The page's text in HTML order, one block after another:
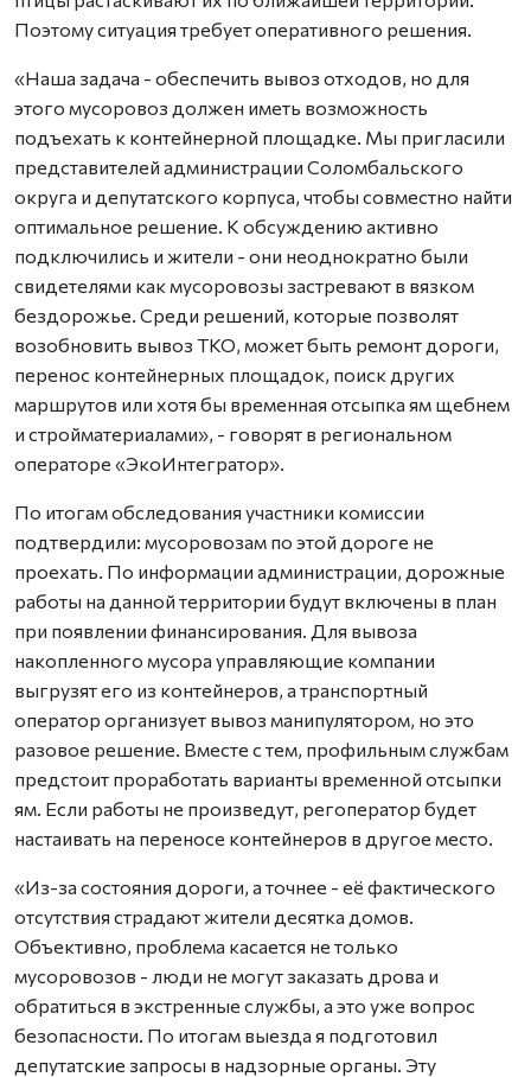
Поэтому ситуация требует оперативного решения.
«Наша задача - обеспечить вывоз отходов, но для
этого мусоровоз должен иметь возможность
подъехать к контейнерной площадке. Мы пригласили
представителей администрации Соломбальского
округа и депутатского корпуса, чтобы совместно найти
оптимальное решение. К обсуждению активно
подключились и жители - они неоднократно были
свидетелями как мусоровозы застревают в вязком
бездорожье. Среди решений, которые позволят
возобновить вывоз ТКО, может быть ремонт дороги,
перенос контейнерных площадок, поиск других
маршрутов или хотя бы временная отсыпка ям щебнем
и стройматериалами», - говорят в региональном
операторе «ЭкоИнтегратор».
По итогам обследования участники комиссии
подтвердили: мусоровозам по этой дороге не
проехать. По информации администрации, дорожные
работы на данной территории будут включены в план
при появлении финансирования. Для вывоза
накопленного мусора управляющие компании
выгрузят его из контейнеров, а транспортный
оператор организует вывоз манипулятором, но это
разовое решение. Вместе с тем, профильным службам
предстоит проработать варианты временной отсыпки
ям. Если работы не произведут, регоператор будет
настаивать на переносе контейнеров в другое место.
«Из-за состояния дороги, а точнее - её фактического
отсутствия страдают жители десятка домов.
Объективно, проблема касается не только
мусоровозов - люди не могут заказать дрова и
обратиться в экстренные службы, а это уже вопрос
безопасности. По итогам выезда я подготовил
депутатские запросы в надзорные органы. Эту